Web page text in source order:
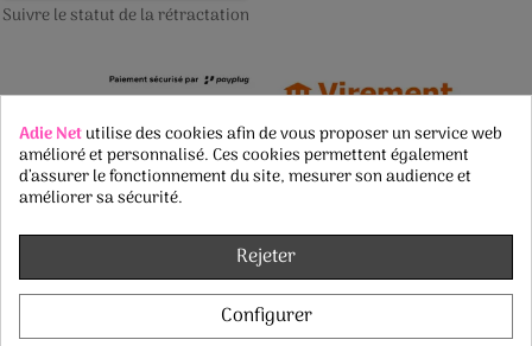
Suivre le statut de la rétractation
Adie Netutilise des cookies afin de vous proposer un service web
amélioré et personnalisé. Ces cookies permettent également
d’assurer le fonctionnement du site, mesurer son audience et
améliorer sa sécurité.
Rejeter
Configurer